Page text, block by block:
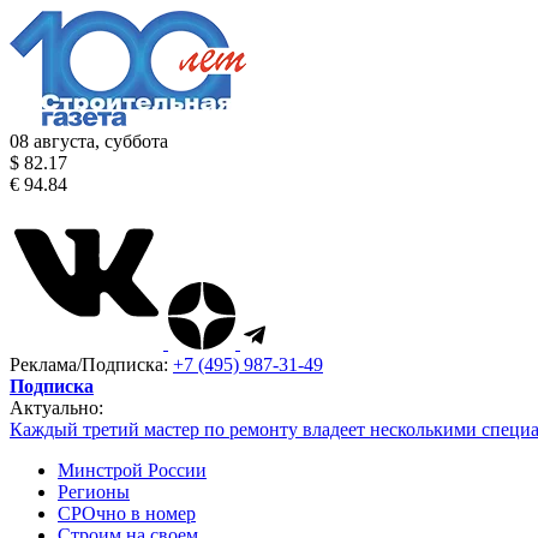
08 августа, суббота
$ 82.17
€ 94.84
Реклама/Подписка: +7 (495) 987-31-49
Подписка
Актуально:
Каждый третий мастер по ремонту владеет несколькими
Минстрой России
Регионы
СРОчно в номер